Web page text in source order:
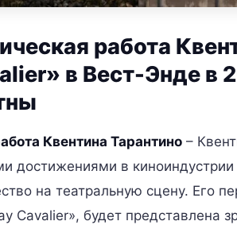
работа
в Вест-Энде в
Квентина Тарантино –
достижениями в
на театральную сцену. Его
Cavalier», будет представлена